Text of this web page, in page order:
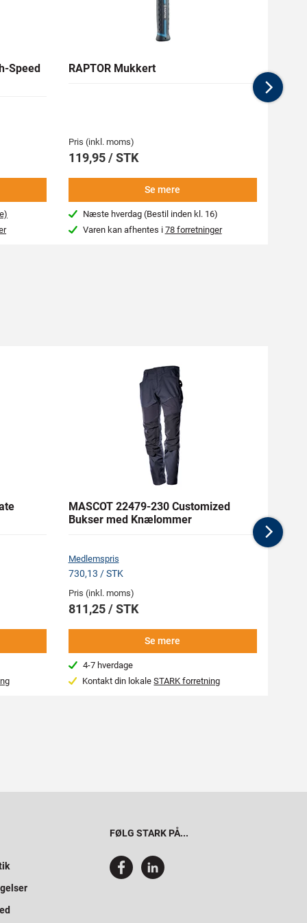
Speed
RAPTOR Mukkert
Pris (inkl. moms)
119,95 / STK
Se mere
Næste hverdag (Bestil inden kl. 16)
Varen kan afhentes i 78 forretninger
MASCOT 22479-230 Customized
Bukser med Knælommer
Medlemspris
730,13 / STK
Pris (inkl. moms)
811,25 / STK
Se mere
4-7 hverdage
Kontakt din lokaleSTARK forretning
FØLG STARK PÅ...